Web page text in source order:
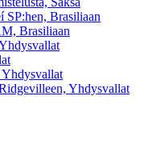
SP:hen, Brasiliaan
Brasiliaan
Yhdysvallat